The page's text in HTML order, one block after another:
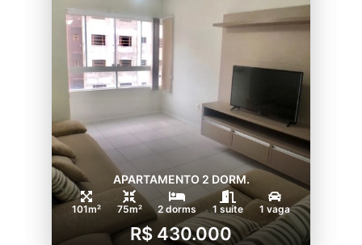
APARTAMENTO 2 DORM.
101m² 75m² 2 dorms 1 suíte 1 vaga
R$ 430.000